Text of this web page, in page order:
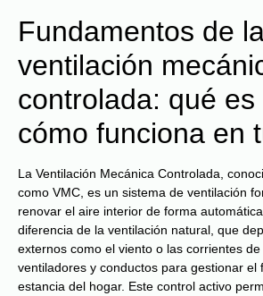
Fundamentos de
ventilación
controlada: qué
cómo funciona en
La Ventilación Mecánica Controlada,
como VMC, es un sistema de ventilación
renovar el aire interior de forma
diferencia de la ventilación natural, que
externos como el viento o las corrientes
ventiladores y conductos para gestionar el
estancia del hogar. Este control activo